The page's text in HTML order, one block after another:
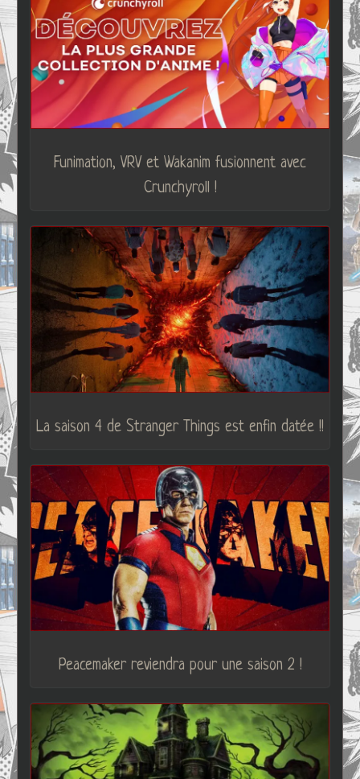
Funimation, VRV et Wakanim fusionnent avec
Crunchyroll !
La saison 4 de Stranger Things est enfin datée !!
Peacemaker reviendra pour une saison 2 !